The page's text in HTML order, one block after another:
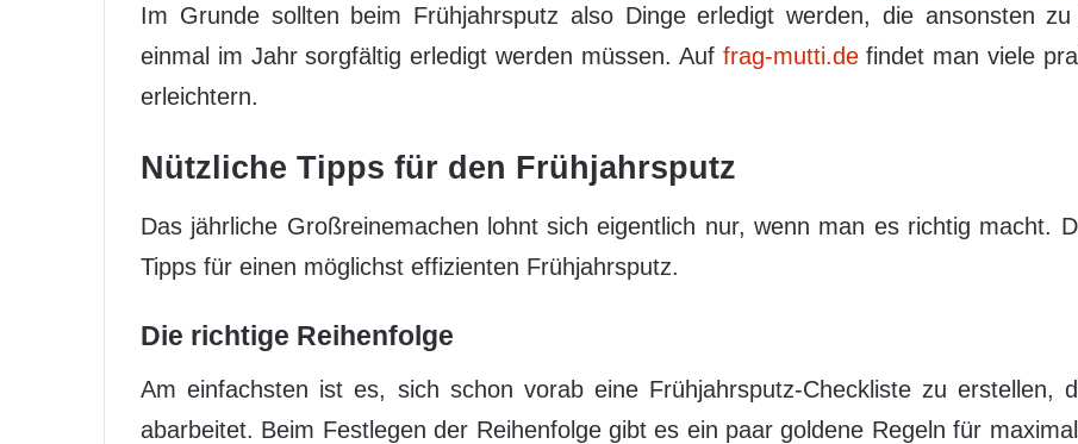
Im Grunde sollten beim Frühjahrsputz also Dinge erledigt werden, die ansonsten
einmal im Jahr sorgfältig erledigt werden müssen. Auf frag-mutti.defindet man viele
erleichtern.
Nützliche Tipps für den Frühjahrsputz
Das jährliche Großreinemachen lohnt sich eigentlich nur, wenn man es richtig macht.
Tipps für einen möglichst effizienten Frühjahrsputz.
Die richtige Reihenfolge
Am einfachsten ist es, sich schon vorab eine Frühjahrsputz-Checkliste zu erstellen,
abarbeitet. Beim Festlegen der Reihenfolge gibt es ein paar goldene Regeln für